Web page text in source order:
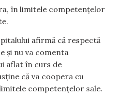
în limitele competențelor
afirmă că respectă
și nu va comenta
aflat în curs de
că va coopera cu
competențelor sale.